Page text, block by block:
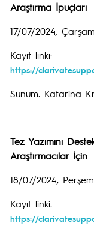
Araştırma İpuçları
17/07/2024,
Kayıt linki:
https://
Sunum: Katarina
Tez Yazımını
Araştırmacılar İçin
18/07/2024,
Kayıt linki:
https://